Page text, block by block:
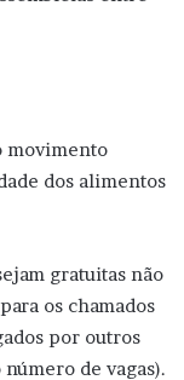
movimento
dos alimentos
gratuitas não
os chamados
por outros
de vagas).